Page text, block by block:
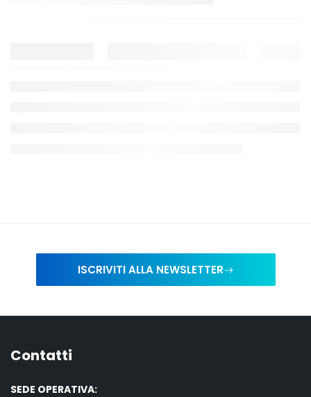
ISCRIVITI ALLA NEWSLETTER
Contatti
SEDE OPERATIVA: